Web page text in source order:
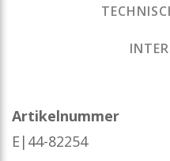
Artikelnummer
E|44-82254